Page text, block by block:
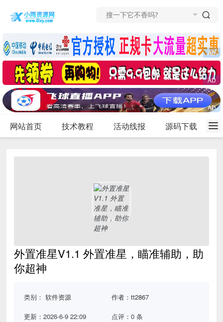
网站首页 技术教程 活动线报 源码下载
外置准星V1.1 外置准星，瞄准辅助，助
你超神
类别：软件资源 作者：tt2867
更新：2026-6-9 22:09 点评：0 条